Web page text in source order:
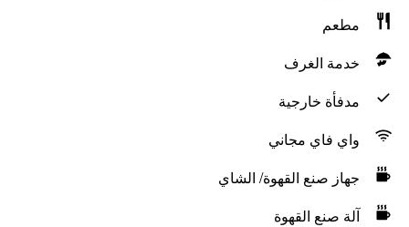
مطعم
خدمة الغرف
مدفأة خارجية
واي فاي مجاني
جهاز صنع القهوة/ الشاي
آلة صنع القهوة